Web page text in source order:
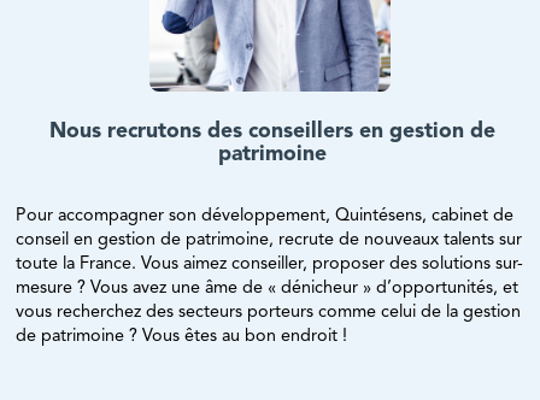
Nous recrutons des conseillers en gestion de
patrimoine
Pour accompagner son développement, Quintésens, cabinet de
conseil en gestion de patrimoine, recrute de nouveaux talents sur
toute la France. Vous aimez conseiller, proposer des solutions sur-
mesure ? Vous avez une âme de « dénicheur » d’opportunités, et
vous recherchez des secteurs porteurs comme celui de la gestion
de patrimoine ? Vous êtes au bon endroit !